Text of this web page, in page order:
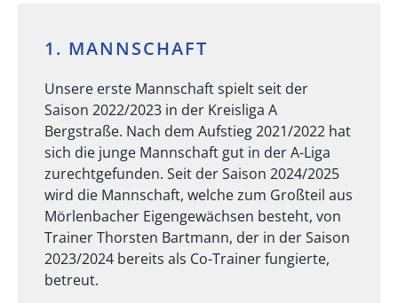
1. MANNSCHAFT
Unsere erste Mannschaft spielt seit der
Saison 2022/2023 in der Kreisliga A
Bergstraße. Nach dem Aufstieg 2021/2022 hat
sich die junge Mannschaft gut in der A-Liga
zurechtgefunden. Seit der Saison 2024/2025
wird die Mannschaft, welche zum Großteil aus
Mörlenbacher Eigengewächsen besteht, von
Trainer Thorsten Bartmann, der in der Saison
2023/2024 bereits als Co-Trainer fungierte,
betreut.